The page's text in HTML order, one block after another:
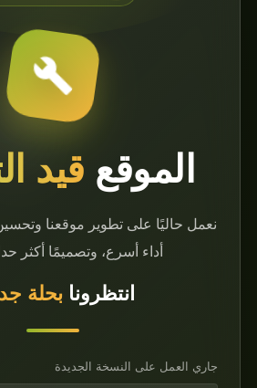
قيد التطوير
تطوير موقعنا وتحسين تجربته لنقدم لكم
أسرع، وتصميمًا أكثر حداثة وتميزًا.
بحلة جديدة
النسخة الجديدة